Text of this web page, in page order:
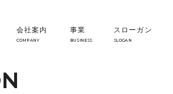
会社案内
COMPANY
事業
BUSINESS
スローガン
SLOGAN